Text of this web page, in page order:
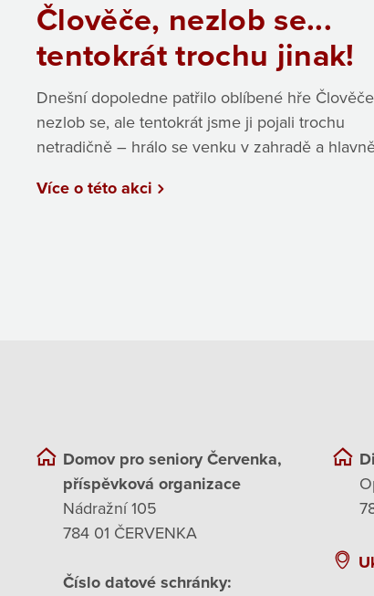
Člověče, nezlob se...
tentokrát trochu jinak!
Dnešní dopoledne patřilo oblíbené hře
nezlob se, ale tentokrát jsme ji pojali trochu
netradičně – hrálo se venku v zahradě a
Více o této akci
Domov pro seniory Červenka,
příspěvková organizace
Nádražní 105
784 01 ČERVENKA
Číslo datové schránky: